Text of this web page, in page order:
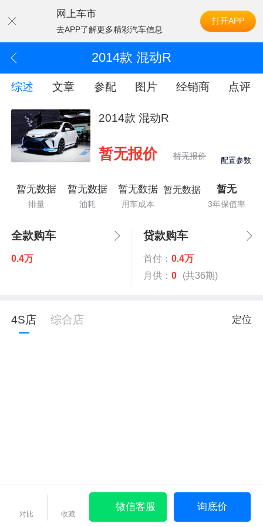
网上车市
去APP了解更多精彩汽车信息
打开APP
2014款 混动R
综述 文章 参配 图片 经销商 点评
2014款 混动R
暂无报价 暂无报价 配置参数
暂无数据
排量
暂无数据
油耗
暂无数据
用车成本
暂无数据 暂无
3年保值率
全款购车
0.4万
贷款购车
首付： 0.4万
月供： 0 (共36期)
4S店 综合店 定位
对比 收藏
微信客服 询底价